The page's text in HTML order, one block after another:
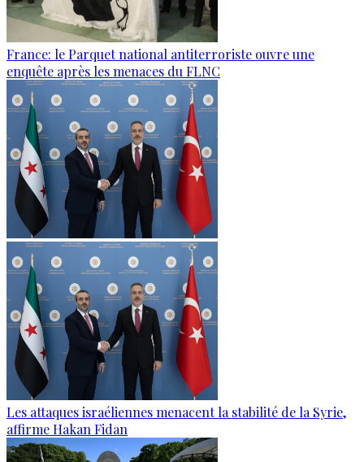
France: le Parquet national antiterroriste ouvre une
enquête après les menaces du FLNC
Les attaques israéliennes menacent la stabilité de la Syrie,
affirme Hakan Fidan